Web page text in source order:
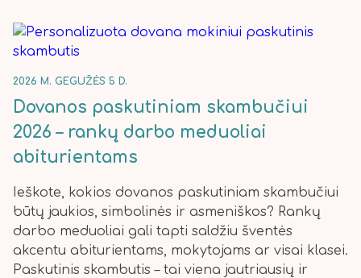
2026 M. GEGUŽĖS 5 D.
Dovanos paskutiniam skambučiui
2026 – rankų darbo meduoliai
abiturientams
Ieškote, kokios dovanos paskutiniam skambučiui
būtų jaukios, simbolinės ir asmeniškos? Rankų
darbo meduoliai gali tapti saldžiu šventės
akcentu abiturientams, mokytojams ar visai klasei.
Paskutinis skambutis – tai viena jautriausių ir